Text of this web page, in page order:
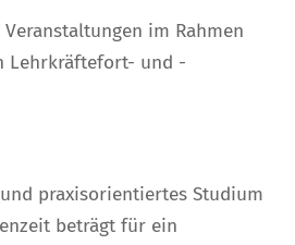
im Rahmen
Lehrkräftefort- und -
praxisorientiertes Studium
beträgt für ein